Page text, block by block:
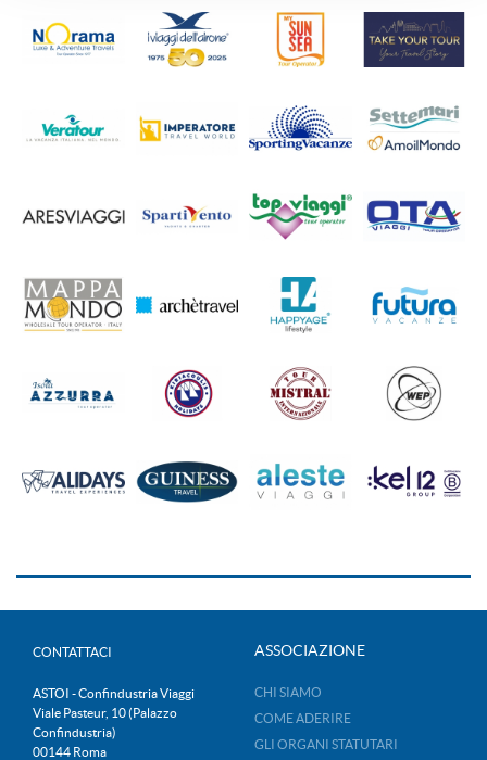
CONTATTACI
ASTOI - Confindustria Viaggi
Viale Pasteur, 10 (Palazzo
Confindustria)
00144 Roma
ASSOCIAZIONE
CHI SIAMO
COME ADERIRE
GLI ORGANI STATUTARI